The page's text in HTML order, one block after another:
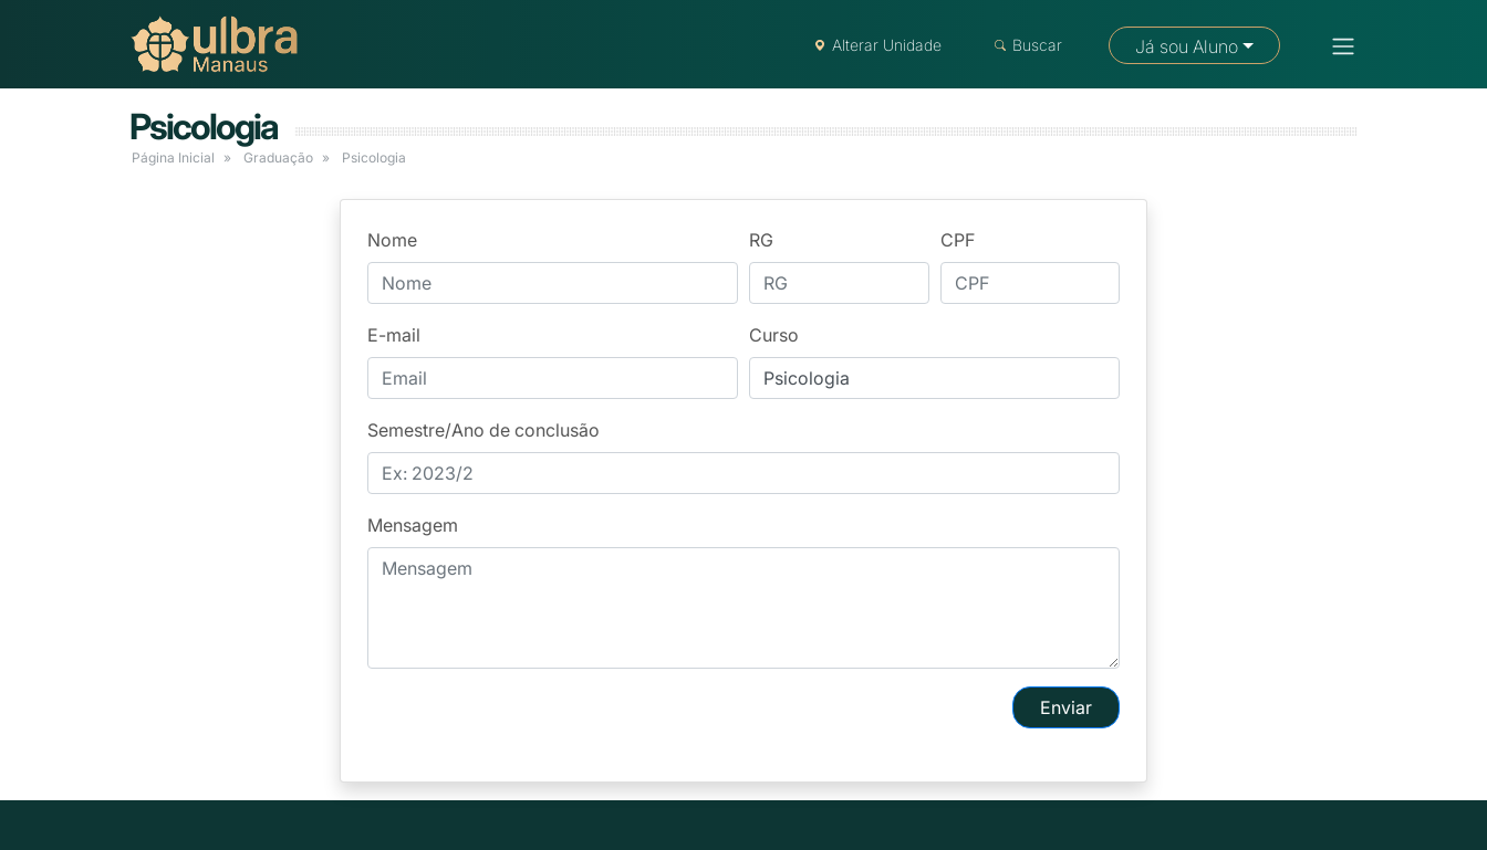
Fale com um consultor
Alterar Unidade Buscar Já sou Aluno
Psicologia
Página Inicial Graduação Psicologia
Nome RG CPF
E-mail Curso
Semestre/Ano de conclusão
Mensagem
Enviar